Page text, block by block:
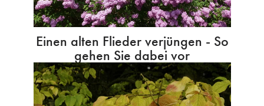
Einen alten Flieder verjüngen - So
gehen Sie dabei vor